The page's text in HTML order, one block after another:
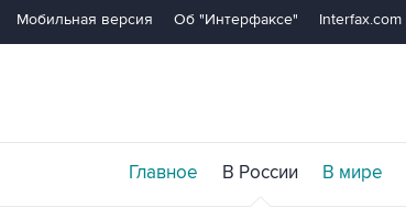
Мобильная версия Об "Интерфаксе" Interfax.com
Главное В России В мире